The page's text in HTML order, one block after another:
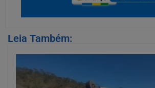
Leia Também: